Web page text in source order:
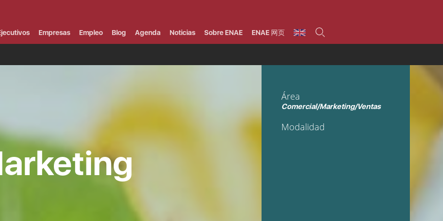
Bolsa de empleo
Imagin LaCaixa
Máster
Tecnología / Digital /
Comercial / Marketing/
Ventas
Administración de
empresas
Empresas Empleo Blog Agenda Noticias Sobre ENAE ENAE 网页
Área
Comercial/Marketing/Ventas
Modalidad